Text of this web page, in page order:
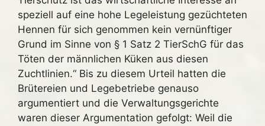
speziell auf eine hohe Legeleistung gezüchteten
Hennen für sich genommen kein vernünftiger
Grund im Sinne von § 1 Satz 2 TierSchG für das
Töten der männlichen Küken aus diesen
Zuchtlinien.“ Bis zu diesem Urteil hatten die
Brütereien und Legebetriebe genauso
argumentiert und die Verwaltungsgerichte
waren dieser Argumentation gefolgt: Weil die